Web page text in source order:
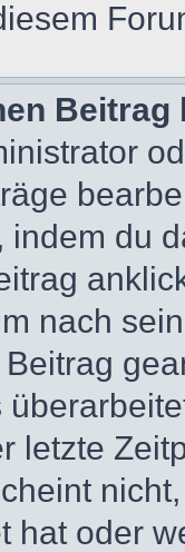
du
nach
letzte
hat oder